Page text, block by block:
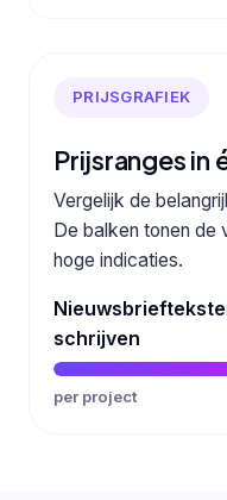
PRIJSGRAFIEK
Prijsranges in
Vergelijk de
De balken tonen de
hoge indicaties.
schrijven
per project